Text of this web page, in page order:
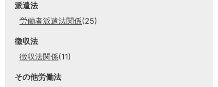
派遣法
労働者派遣法関係(25)
徴収法
徴収法関係(11)
その他労働法